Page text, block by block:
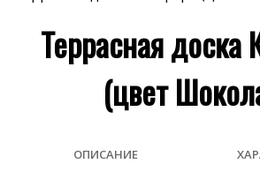
Террасная доска
(цвет
ОПИСАНИЕ